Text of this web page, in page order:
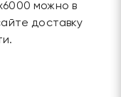
можно в
доставку